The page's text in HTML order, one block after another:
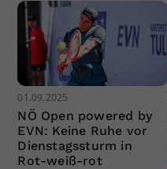
01.09.2025
NÖ Open powered by
EVN: Keine Ruhe vor
Dienstagssturm in
Rot-weiß-rot